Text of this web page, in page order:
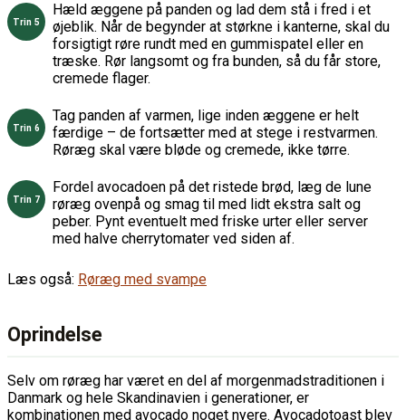
Hæld æggene på panden og lad dem stå i fred i et
øjeblik. Når de begynder at størkne i kanterne, skal du
forsigtigt røre rundt med en gummispatel eller en
træske. Rør langsomt og fra bunden, så du får store,
cremede flager.
Tag panden af varmen, lige inden æggene er helt
færdige – de fortsætter med at stege i restvarmen.
Røræg skal være bløde og cremede, ikke tørre.
Fordel avocadoen på det ristede brød, læg de lune
røræg ovenpå og smag til med lidt ekstra salt og
peber. Pynt eventuelt med friske urter eller server
med halve cherrytomater ved siden af.
Læs også: Røræg med svampe
Oprindelse
Selv om røræg har været en del af morgenmadstraditionen i
Danmark og hele Skandinavien i generationer, er
kombinationen med avocado noget nyere. Avocadotoast blev